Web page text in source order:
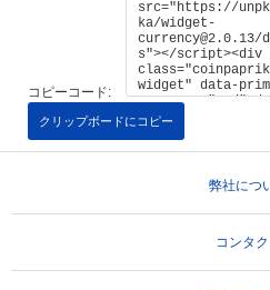
コピーコード:
クリップボードにコピー
弊社につ
コンタク